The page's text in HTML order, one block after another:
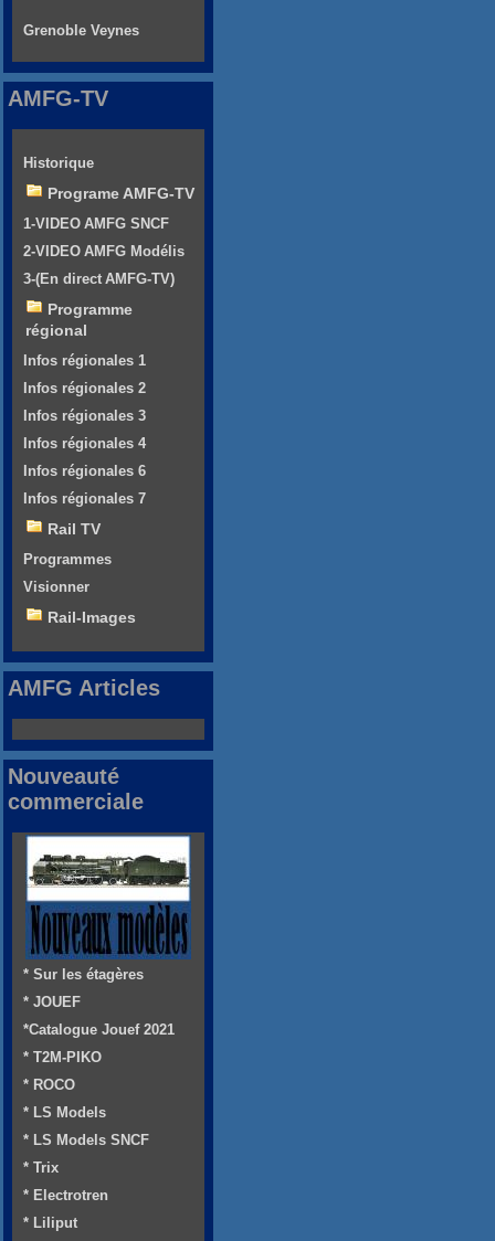
Grenoble Veynes
AMFG-TV
Historique
Programe AMFG-TV
1-VIDEO AMFG SNCF
2-VIDEO AMFG Modélis
3-(En direct AMFG-TV)
Programme
régional
Infos régionales 1
Infos régionales 2
Infos régionales 3
Infos régionales 4
Infos régionales 6
Infos régionales 7
Rail TV
Programmes
Visionner
Rail-Images
AMFG Articles
Nouveauté
commerciale
* Sur les étagères
* JOUEF
*Catalogue Jouef 2021
* T2M-PIKO
* ROCO
* LS Models
* LS Models SNCF
* Trix
* Electrotren
* Liliput